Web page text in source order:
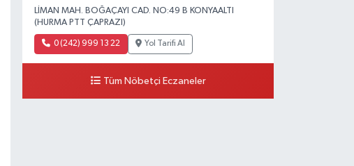
LİMAN MAH. BOĞAÇAYI CAD. NO:49 B KONYAALTI
(HURMA PTT ÇAPRAZI)
0 (242) 999 13 22 Yol Tarifi Al
Tüm Nöbetçi Eczaneler